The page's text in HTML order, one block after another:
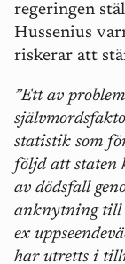
regeringen
Hussenius
riskerar att
”Ett av
statistik som
följd att staten
av dödsfall
anknytning till
ex
har utretts i